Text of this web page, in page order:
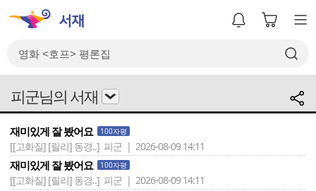
피군님의 서재
재미있게 잘 봤어요 100자평
[[고화질] [릴리] 동경..] 피군 | 2026-08-09 14:11
재미있게 잘 봤어요 100자평
[[고화질] [릴리] 동경..] 피군 | 2026-08-09 14:11